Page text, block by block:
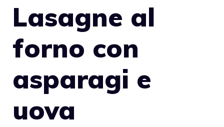
Lasagne al
forno con
asparagi e
uova